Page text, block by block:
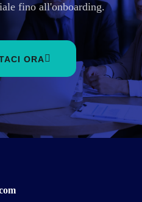
fino all'onboarding.
ORA